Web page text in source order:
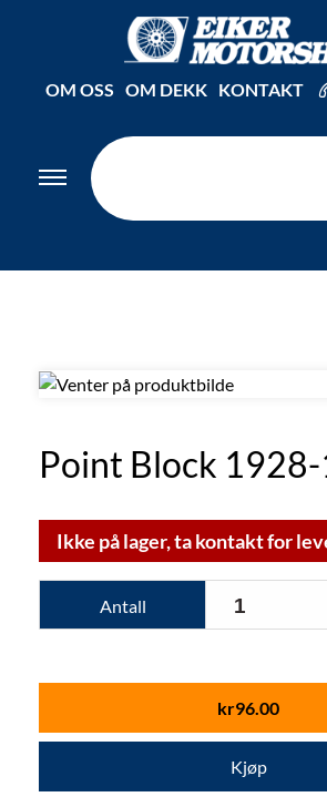
OM OSS OM DEKK KONTAKT
Point Block
Ikke på lager, ta kontakt for
Antall
kr96.00
Kjøp